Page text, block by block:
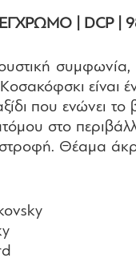
| DCP |
που
στο
Θέαμα